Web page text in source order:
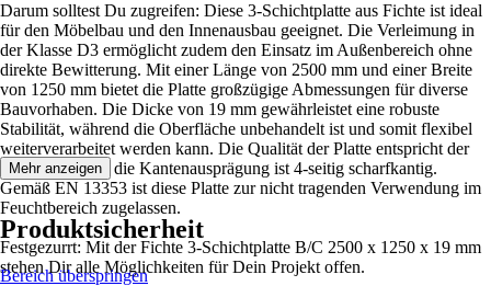
Darum solltest Du zugreifen: Diese 3-Schichtplatte aus Fichte ist ideal
für den Möbelbau und den Innenausbau geeignet. Die Verleimung in
der Klasse D3 ermöglicht zudem den Einsatz im Außenbereich ohne
direkte Bewitterung. Mit einer Länge von 2500 mm und einer Breite
von 1250 mm bietet die Platte großzügige Abmessungen für diverse
Bauvorhaben. Die Dicke von 19 mm gewährleistet eine robuste
Stabilität, während die Oberfläche unbehandelt ist und somit flexibel
weiterverarbeitet werden kann. Die Qualität der Platte entspricht der
Klasse B/C und die Kantenausprägung ist 4-seitig scharfkantig.
Gemäß EN 13353 ist diese Platte zur nicht tragenden Verwendung im
Feuchtbereich zugelassen.
Festgezurrt: Mit der Fichte 3-Schichtplatte B/C 2500 x 1250 x 19 mm
stehen Dir alle Möglichkeiten für Dein Projekt offen.
Mehr anzeigen
Produktsicherheit
Bereich überspringen